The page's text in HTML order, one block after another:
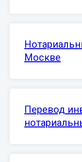
Москве
Перевод